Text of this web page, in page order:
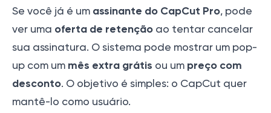
Se você já é um assinante do CapCut Pro, pode
ver uma oferta de retenção ao tentar cancelar
sua assinatura. O sistema pode mostrar um pop-
up com um mês extra grátis ou um preço com
desconto. O objetivo é simples: o CapCut quer
mantê-lo como usuário.